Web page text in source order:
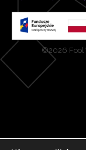
©2026